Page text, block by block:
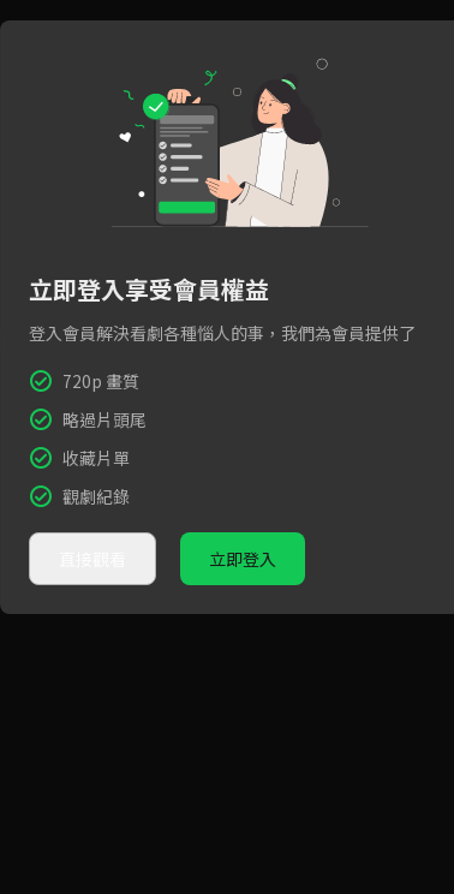
Video
工作伴侶疑雲？南志鉉要金准
EP06預告：渣夫小三拿女兒撫
共創新版留言功能！ 顯示更多
立即登入享受會員權益
登入會員解決看劇各種惱人的事，我們為會員提供了
720p 畫質
略過片頭尾
收藏片單
觀劇紀錄
立即登入